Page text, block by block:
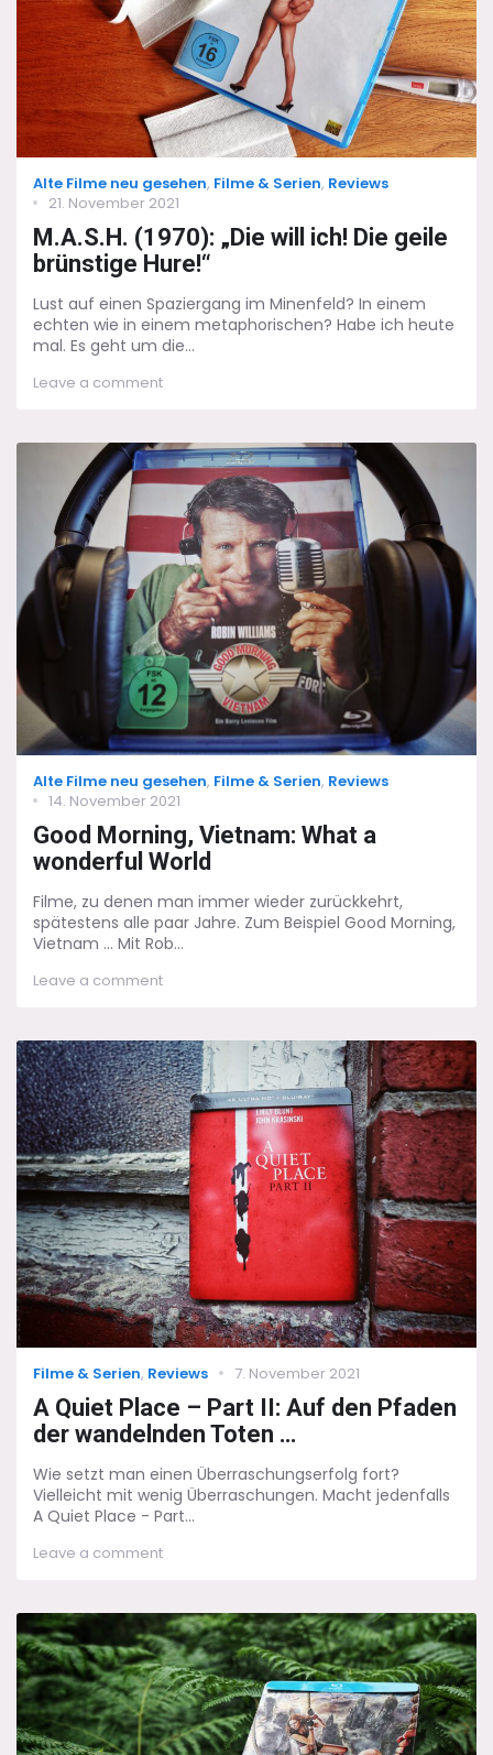
Categories
Alte Filme neu gesehen, Filme & Serien, Reviews
Posted
21. November 2021
M.A.S.H. (1970): „Die will ich! Die geile
brünstige Hure!“
Lust auf einen Spaziergang im Minenfeld? In einem
echten wie in einem metaphorischen? Habe ich heute
mal. Es geht um die...
Leave a commenton
„Die
will
ich!
geile
brünstige
Hure!“
Categories
Alte Filme neu gesehen, Filme & Serien, Reviews
Posted
14. November 2021
Good Morning, Vietnam: What a
wonderful World
Filme, zu denen man immer wieder zurückkehrt,
spätestens alle paar Jahre. Zum Beispiel Good Morning,
Vietnam ... Mit Rob...
Leave a commenton
Vietnam:
What
a
wonderful
World
Categories
Filme & Serien, Reviews
Posted
7. November 2021
A Quiet Place – Part II: Auf den Pfaden
der wandelnden Toten …
Wie setzt man einen Überraschungserfolg fort?
Vielleicht mit wenig Überraschungen. Macht jedenfalls
A Quiet Place - Part...
Leave a commenton
Place
–
Part
II:
Auf
den
Pfaden
der